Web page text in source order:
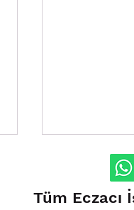
Tüm Eczacı